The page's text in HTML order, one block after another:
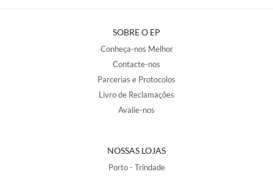
SOBRE O EP
Conheça-nos Melhor
Contacte-nos
Parcerias e Protocolos
Livro de Reclamações
Avalie-nos
NOSSAS LOJAS
Porto - Trindade